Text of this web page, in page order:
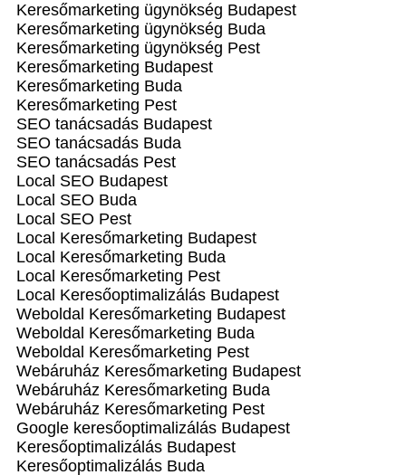
Keresőmarketing ügynökség Budapest
Keresőmarketing ügynökség Buda
Keresőmarketing ügynökség Pest
Keresőmarketing Budapest
Keresőmarketing Buda
Keresőmarketing Pest
SEO tanácsadás Budapest
SEO tanácsadás Buda
SEO tanácsadás Pest
Local SEO Budapest
Local SEO Buda
Local SEO Pest
Local Keresőmarketing Budapest
Local Keresőmarketing Buda
Local Keresőmarketing Pest
Local Keresőoptimalizálás Budapest
Weboldal Keresőmarketing Budapest
Weboldal Keresőmarketing Buda
Weboldal Keresőmarketing Pest
Webáruház Keresőmarketing Budapest
Webáruház Keresőmarketing Buda
Webáruház Keresőmarketing Pest
Google keresőoptimalizálás Budapest
Keresőoptimalizálás Budapest
Keresőoptimalizálás Buda